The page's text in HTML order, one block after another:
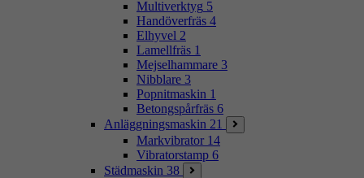
Multiverktyg 5
Handöverfräs 4
Elhyvel 2
Lamellfräs 1
Mejselhammare 3
Nibblare 3
Popnitmaskin 1
Betongspårfräs 6
Anläggningsmaskin 21
Markvibrator 14
Vibratorstamp 6
Städmaskin 38